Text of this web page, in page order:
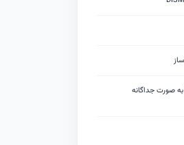
هشدار جدی: از دانلود فایل‌های DLL به صورت جداگانه